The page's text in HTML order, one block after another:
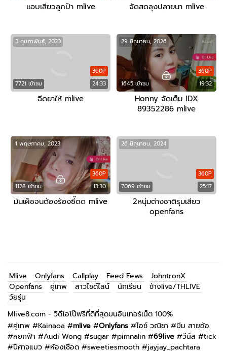
แอบเสียวลูกป้า mlive จัดสดลุงปลายนา mlive
7721 เข้าชม 24:33
360P
3 กุมภาพันธ์, 2023
ฉีดยาให้ mlive
1645 เข้าชม 19:32
360P
29 มิถุนายน, 2026
Honny จัดเต็ม IDX
89352286 mlive
1128 เข้าชม 13:30
360P
1 พฤษภาคม, 2023
มันเผ็ชจนต้องร้องซี๊ดด mlive
7069 เข้าชม 25:17
360P
26 มิถุนายน, 2024
2หนุ่มต่างชาติรุมเสียว
openfans
Mlive Onlyfans Callplay Feed Fews
JohntronX
Openfans
คู่เทพ สาวไซด์ไลน์ นักเรียน
ช้างlive/THLIVE
วัยรุ่น
Mlive8.com - วิดีโอโป๊ฟรีที่ดีที่สุดบนอินเทอร์เน็ต 100%
#คู่เทพ #Kainaoa #mlive #Onlyfans #ไอซ์ วณิชา #บีม สายอ้อ
#หยกฟ้า #Audi Wong #sugar #pimnalin #69live #วีนัส #tick
#ปีศาจแมว #ห้องเชือด #sweetiesmooth #jayjay_pachtara